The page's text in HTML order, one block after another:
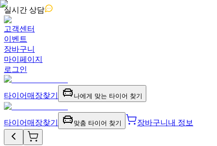
실시간 상담
고객센터
이벤트
장바구니
마이페이지
로그인
타이어 매장찾기 나에게 맞는 타이어 찾기
타이어 매장찾기 맞춤 타이어 찾기 장바구니 내 정보